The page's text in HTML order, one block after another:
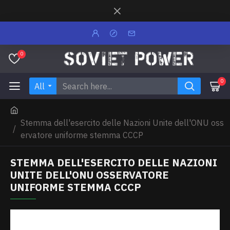
0
All 0
Stemma dell'esercito delle Nazioni Unite dell'ONU oss
ervatore uniforme stemma CCCP
STEMMA DELL'ESERCITO DELLE NAZIONI
UNITE DELL'ONU OSSERVATORE
UNIFORME STEMMA CCCP